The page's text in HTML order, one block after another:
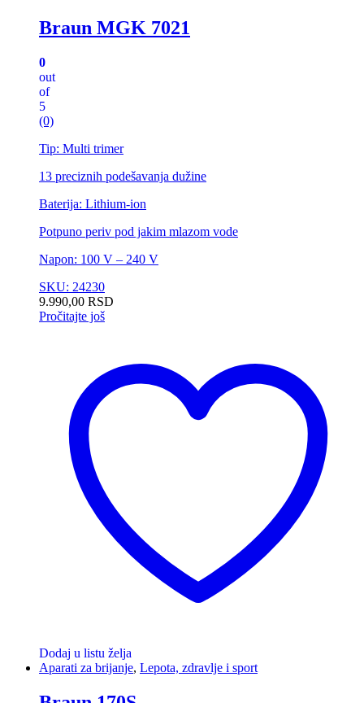
Braun MGK 7021
0
out
of
5
(0)
Tip: Multi trimer
13 preciznih podešavanja dužine
Baterija: Lithium-ion
Potpuno periv pod jakim mlazom vode
Napon: 100 V – 240 V
SKU: 24230
9.990,00 RSD
Pročitajte još
Dodaj u listu želja
Aparati za brijanje, Lepota, zdravlje i sport